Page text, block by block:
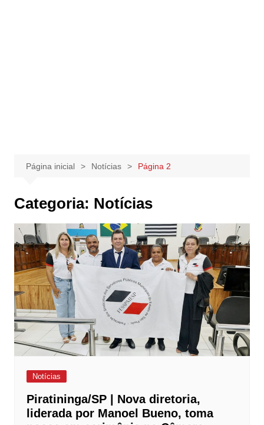
Página inicial Notícias Página 2
Categoria: Notícias
Notícias
Piratininga/SP | Nova diretoria,
liderada por Manoel Bueno, toma